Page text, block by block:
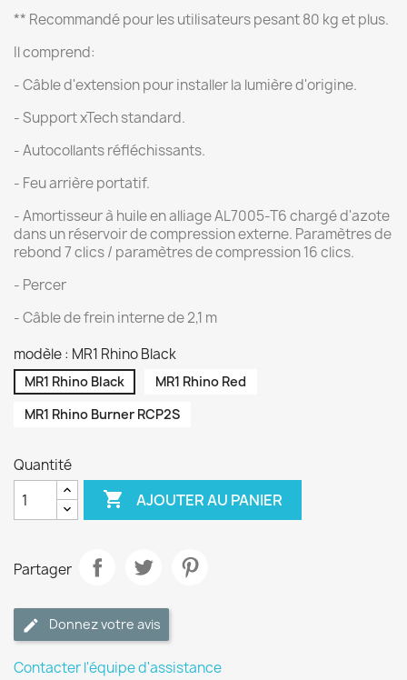
** Recommandé pour les utilisateurs pesant 80 kg et plus.
Il comprend:
- Câble d'extension pour installer la lumière d'origine.
- Support xTech standard.
- Autocollants réfléchissants.
- Feu arrière portatif.
- Amortisseur à huile en alliage AL7005-T6 chargé d'azote
dans un réservoir de compression externe. Paramètres de
rebond 7 clics / paramètres de compression 16 clics.
- Percer
- Câble de frein interne de 2,1 m
modèle : MR1 Rhino Black
MR1 Rhino Black
MR1 Rhino Red
MR1 Rhino Burner RCP2S
Quantité
 AJOUTER AU PANIER
Partager
Donnez votre avis
Contacter l'équipe d'assistance